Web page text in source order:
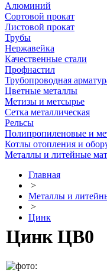
Алюминий
Сортовой прокат
Листовой прокат
Трубы
Нержавейка
Качественные стали
Профнастил
Трубопроводная
Цветные металлы
Метизы и метсырье
Сетка металлическая
Рельсы
Полипропиленовые и
Котлы отопления и
Металлы и литейные
Главная
>
Металлы и
>
Цинк
Цинк ЦВ0